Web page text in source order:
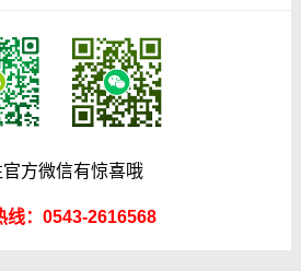
官方微信有惊喜哦
线：0543-2616568